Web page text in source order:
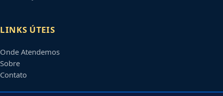
LINKS ÚTEIS
Onde Atendemos
Sobre
Contato